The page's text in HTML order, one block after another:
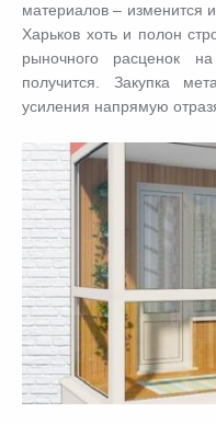
материалов – изменится
Харьков хоть и полон
рыночного расценок
получится. Закупка
усиления напрямую